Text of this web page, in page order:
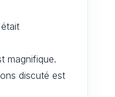
était
magnifique.
discuté est